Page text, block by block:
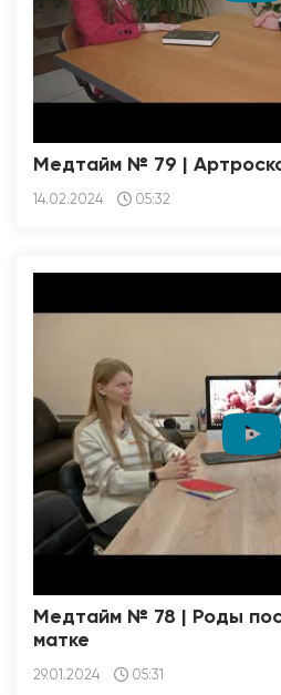
Медтайм № 79 |
14.02.2024 05:32
Медтайм № 78 | Роды
матке
29.01.2024 05:31